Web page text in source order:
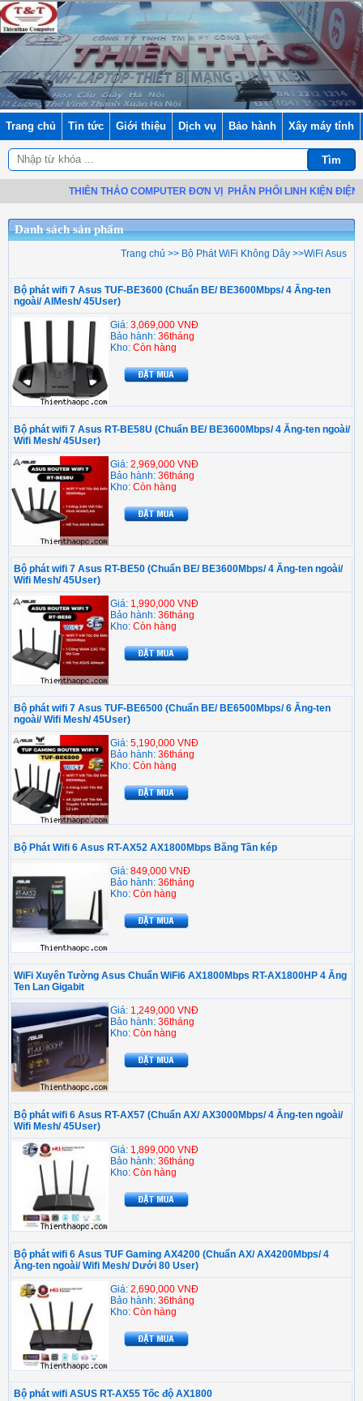
Trang chủ Tin tức Giới thiệu Dịch vụ Bảo hành Xây máy tính
THIÊN THẢO COMPUTER ĐƠN VỊ PHÂN PHỐI LINH KIỆN ĐIỆN
Danh sách sản phẩm
Trang chủ >> Bộ Phát WiFi Không Dây >>WiFi Asus
Bộ phát wifi 7 Asus TUF-BE3600 (Chuẩn BE/ BE3600Mbps/ 4 Ăng-ten
ngoài/ AIMesh/ 45User)
Giá: 3,069,000 VNĐ
Bảo hành: 36tháng
Kho: Còn hàng
Bộ phát wifi 7 Asus RT-BE58U (Chuẩn BE/ BE3600Mbps/ 4 Ăng-ten ngoài/
Wifi Mesh/ 45User)
Giá: 2,969,000 VNĐ
Bảo hành: 36tháng
Kho: Còn hàng
Bộ phát wifi 7 Asus RT-BE50 (Chuẩn BE/ BE3600Mbps/ 4 Ăng-ten ngoài/
Wifi Mesh/ 45User)
Giá: 1,990,000 VNĐ
Bảo hành: 36tháng
Kho: Còn hàng
Bộ phát wifi 7 Asus TUF-BE6500 (Chuẩn BE/ BE6500Mbps/ 6 Ăng-ten
ngoài/ Wifi Mesh/ 45User)
Giá: 5,190,000 VNĐ
Bảo hành: 36tháng
Kho: Còn hàng
Bộ Phát Wifi 6 Asus RT-AX52 AX1800Mbps Băng Tần kép
Giá: 849,000 VNĐ
Bảo hành: 36tháng
Kho: Còn hàng
WiFi Xuyên Tường Asus Chuẩn WiFi6 AX1800Mbps RT-AX1800HP 4 Ăng
Ten Lan Gigabit
Giá: 1,249,000 VNĐ
Bảo hành: 36tháng
Kho: Còn hàng
Bộ phát wifi 6 Asus RT-AX57 (Chuẩn AX/ AX3000Mbps/ 4 Ăng-ten ngoài/
Wifi Mesh/ 45User)
Giá: 1,899,000 VNĐ
Bảo hành: 36tháng
Kho: Còn hàng
Bộ phát wifi 6 Asus TUF Gaming AX4200 (Chuẩn AX/ AX4200Mbps/ 4
Ăng-ten ngoài/ Wifi Mesh/ Dưới 80 User)
Giá: 2,690,000 VNĐ
Bảo hành: 36tháng
Kho: Còn hàng
Bộ phát wifi ASUS RT-AX55 Tốc độ AX1800